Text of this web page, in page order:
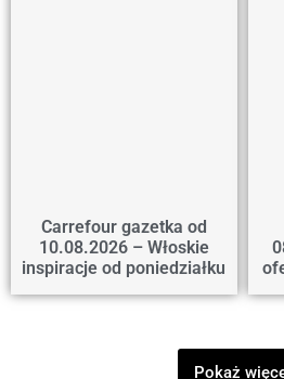
Carrefour gazetka od
10.08.2026 – Włoskie
inspiracje od poniedziałku
Pokaż